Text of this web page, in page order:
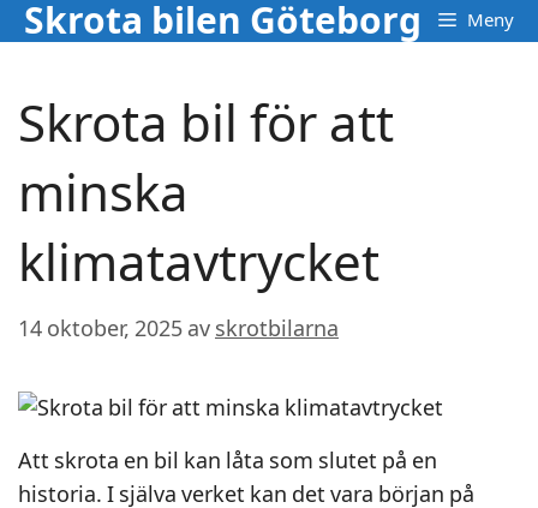
Hoppa
till
Skrota bilen Göteborg Meny
Skrota bil för att
minska
klimatavtrycket
14 oktober, 2025 av skrotbilarna
Att skrota en bil kan låta som slutet på en
historia. I själva verket kan det vara början på